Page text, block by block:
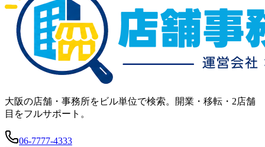
大阪の店舗・事務所をビル単位で検索。開業・移転・2店舗
目をフルサポート。
06-7777-4333